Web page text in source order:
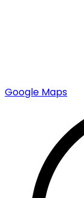
Google Maps